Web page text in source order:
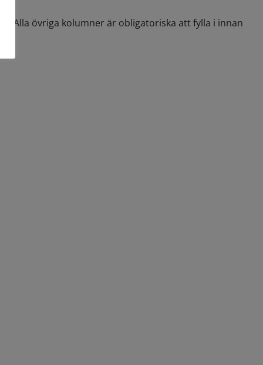
Alla övriga kolumner är obligatoriska att fylla i innan